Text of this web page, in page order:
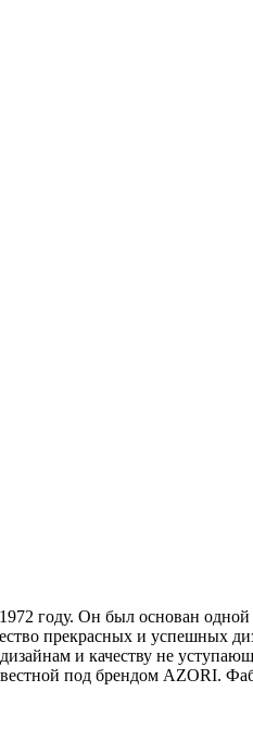
году. Он был основан
прекрасных и успешных
и качеству не
под брендом AZORI.